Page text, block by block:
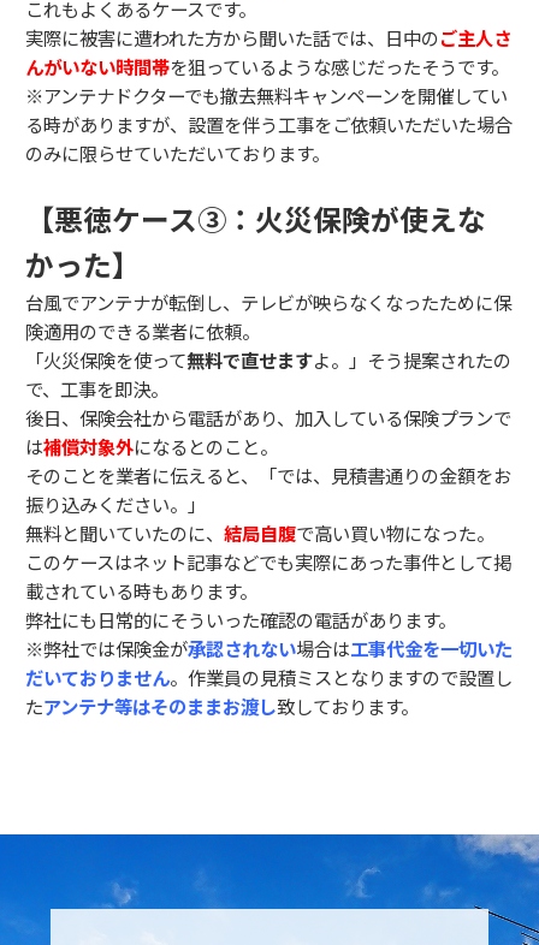
これもよくあるケースです。
実際に被害に遭われた方から聞いた話では、日中のご主人さ
んがいない時間帯を狙っているような感じだったそうです。
※アンテナドクターでも撤去無料キャンペーンを開催してい
る時がありますが、設置を伴う工事をご依頼いただいた場合
のみに限らせていただいております。
【悪徳ケース③：火災保険が使えな
かった】
台風でアンテナが転倒し、テレビが映らなくなったために保
険適用のできる業者に依頼。
「火災保険を使って無料で直せますよ。」そう提案されたの
で、工事を即決。
後日、保険会社から電話があり、加入している保険プランで
は補償対象外になるとのこと。
そのことを業者に伝えると、「では、見積書通りの金額をお
振り込みください。」
無料と聞いていたのに、 結局自腹で高い買い物になった。
このケースはネット記事などでも実際にあった事件として掲
載されている時もあります。
弊社にも日常的にそういった確認の電話があります。
※弊社では保険金が承認されない場合は工事代金を一切いた
だいておりません。作業員の見積ミスとなりますので設置し
たアンテナ等はそのままお渡し致しております。